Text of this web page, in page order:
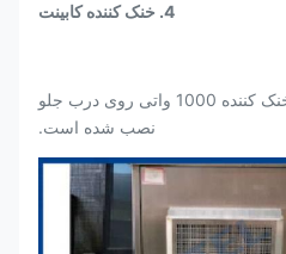
4. خنک کننده کابینت
یک کولر گازی با ظرفیت خنک کننده 1000 واتی روی درب جلو
نصب شده است.